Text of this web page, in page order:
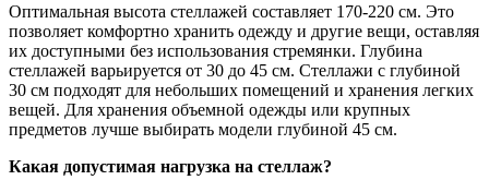
Оптимальная высота стеллажей составляет 170-220 см. Это
позволяет комфортно хранить одежду и другие вещи, оставляя
их доступными без использования стремянки. Глубина
стеллажей варьируется от 30 до 45 см. Стеллажи с глубиной
30 см подходят для небольших помещений и хранения легких
вещей. Для хранения объемной одежды или крупных
предметов лучше выбирать модели глубиной 45 см.
Какая допустимая нагрузка на стеллаж?